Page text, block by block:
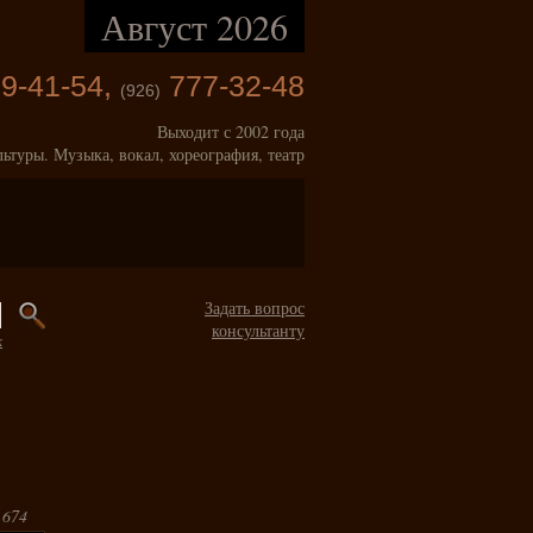
Август 2026
41-54, (926) 777-32-48
Выходит с 2002 года
Музыка, вокал, хореография, театр
Задать вопрос
консультанту